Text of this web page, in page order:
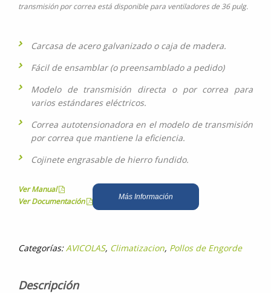
transmisión por correa está disponible para ventiladores de 36 pulg.
Carcasa de acero galvanizado o caja de madera.
Fácil de ensamblar (o preensamblado a pedido)
Modelo de transmisión directa o por correa para
varios estándares eléctricos.
Correa autotensionadora en el modelo de transmisión
por correa que mantiene la eficiencia.
Cojinete engrasable de hierro fundido.
Ver Manual
Ver Documentación
Más Información
Categorías: AVICOLAS, Climatizacion, Pollos de Engorde
Descripción